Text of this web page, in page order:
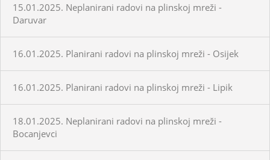
15.01.2025. Neplanirani radovi na plinskoj mreži -
Daruvar
16.01.2025. Planirani radovi na plinskoj mreži - Osijek
16.01.2025. Planirani radovi na plinskoj mreži - Lipik
18.01.2025. Neplanirani radovi na plinskoj mreži -
Bocanjevci